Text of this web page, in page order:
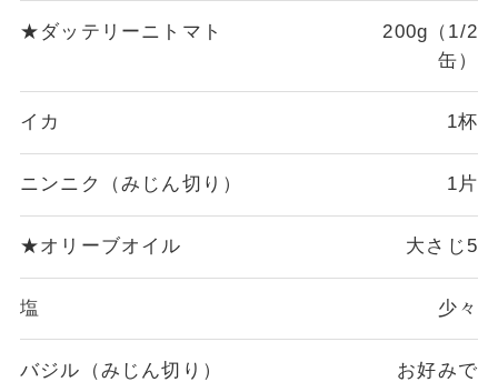
★ダッテリーニトマト
200g（1/2
缶）
イカ 1杯
ニンニク（みじん切り） 1片
★オリーブオイル 大さじ5
塩 少々
バジル（みじん切り） お好みで